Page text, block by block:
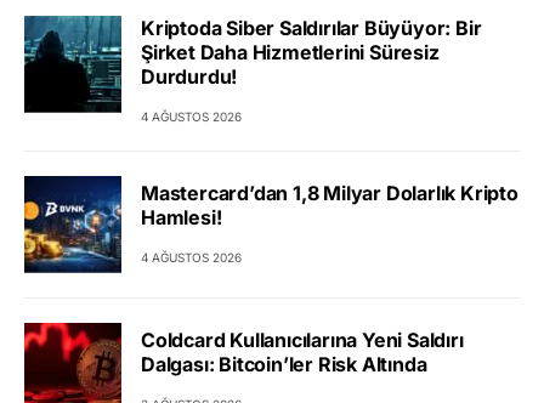
Kriptoda Siber Saldırılar Büyüyor: Bir
Şirket Daha Hizmetlerini Süresiz
Durdurdu!
4 AĞUSTOS 2026
Mastercard’dan 1,8 Milyar Dolarlık Kripto
Hamlesi!
4 AĞUSTOS 2026
Coldcard Kullanıcılarına Yeni Saldırı
Dalgası: Bitcoin’ler Risk Altında